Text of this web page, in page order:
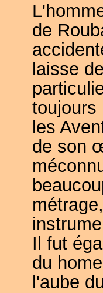
de
laisse
toujours
les
de son
Il fut
du
l'aube